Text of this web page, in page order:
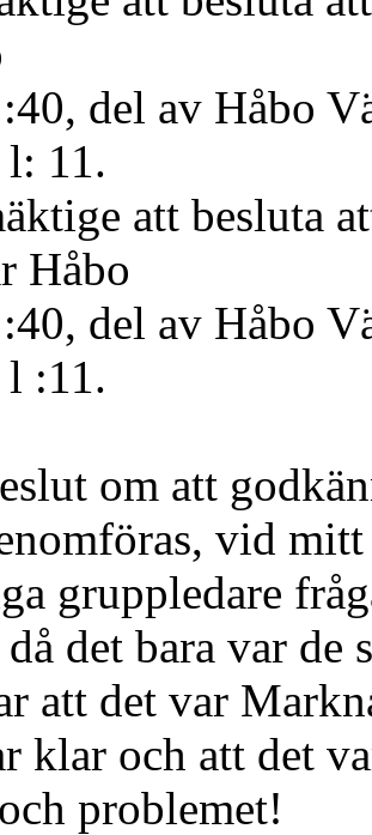
del av Håbo
l: 11.
att besluta
Håbo
del av Håbo
l :11.
om att
vid
gruppledare
det bara var de
att det var
klar och att det
problemet!